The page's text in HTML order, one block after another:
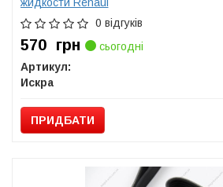
0 відгуків
570 грн
сьогодні
Артикул:
Искра
ПРИДБАТИ